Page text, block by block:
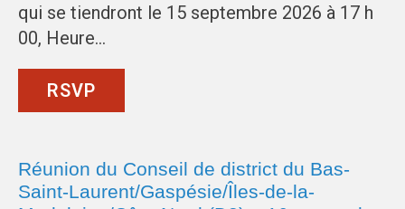
qui se tiendront le 15 septembre 2026 à 17 h
00, Heure…
RSVP
Réunion du Conseil de district du Bas-
Saint-Laurent/Gaspésie/Îles-de-la-